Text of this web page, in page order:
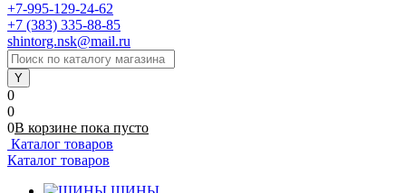
+7-995-129-24-62
+7 (383) 335-88-85
shintorg.nsk@mail.ru
0
0
0В корзине пока пусто
Каталог товаров
Каталог товаров